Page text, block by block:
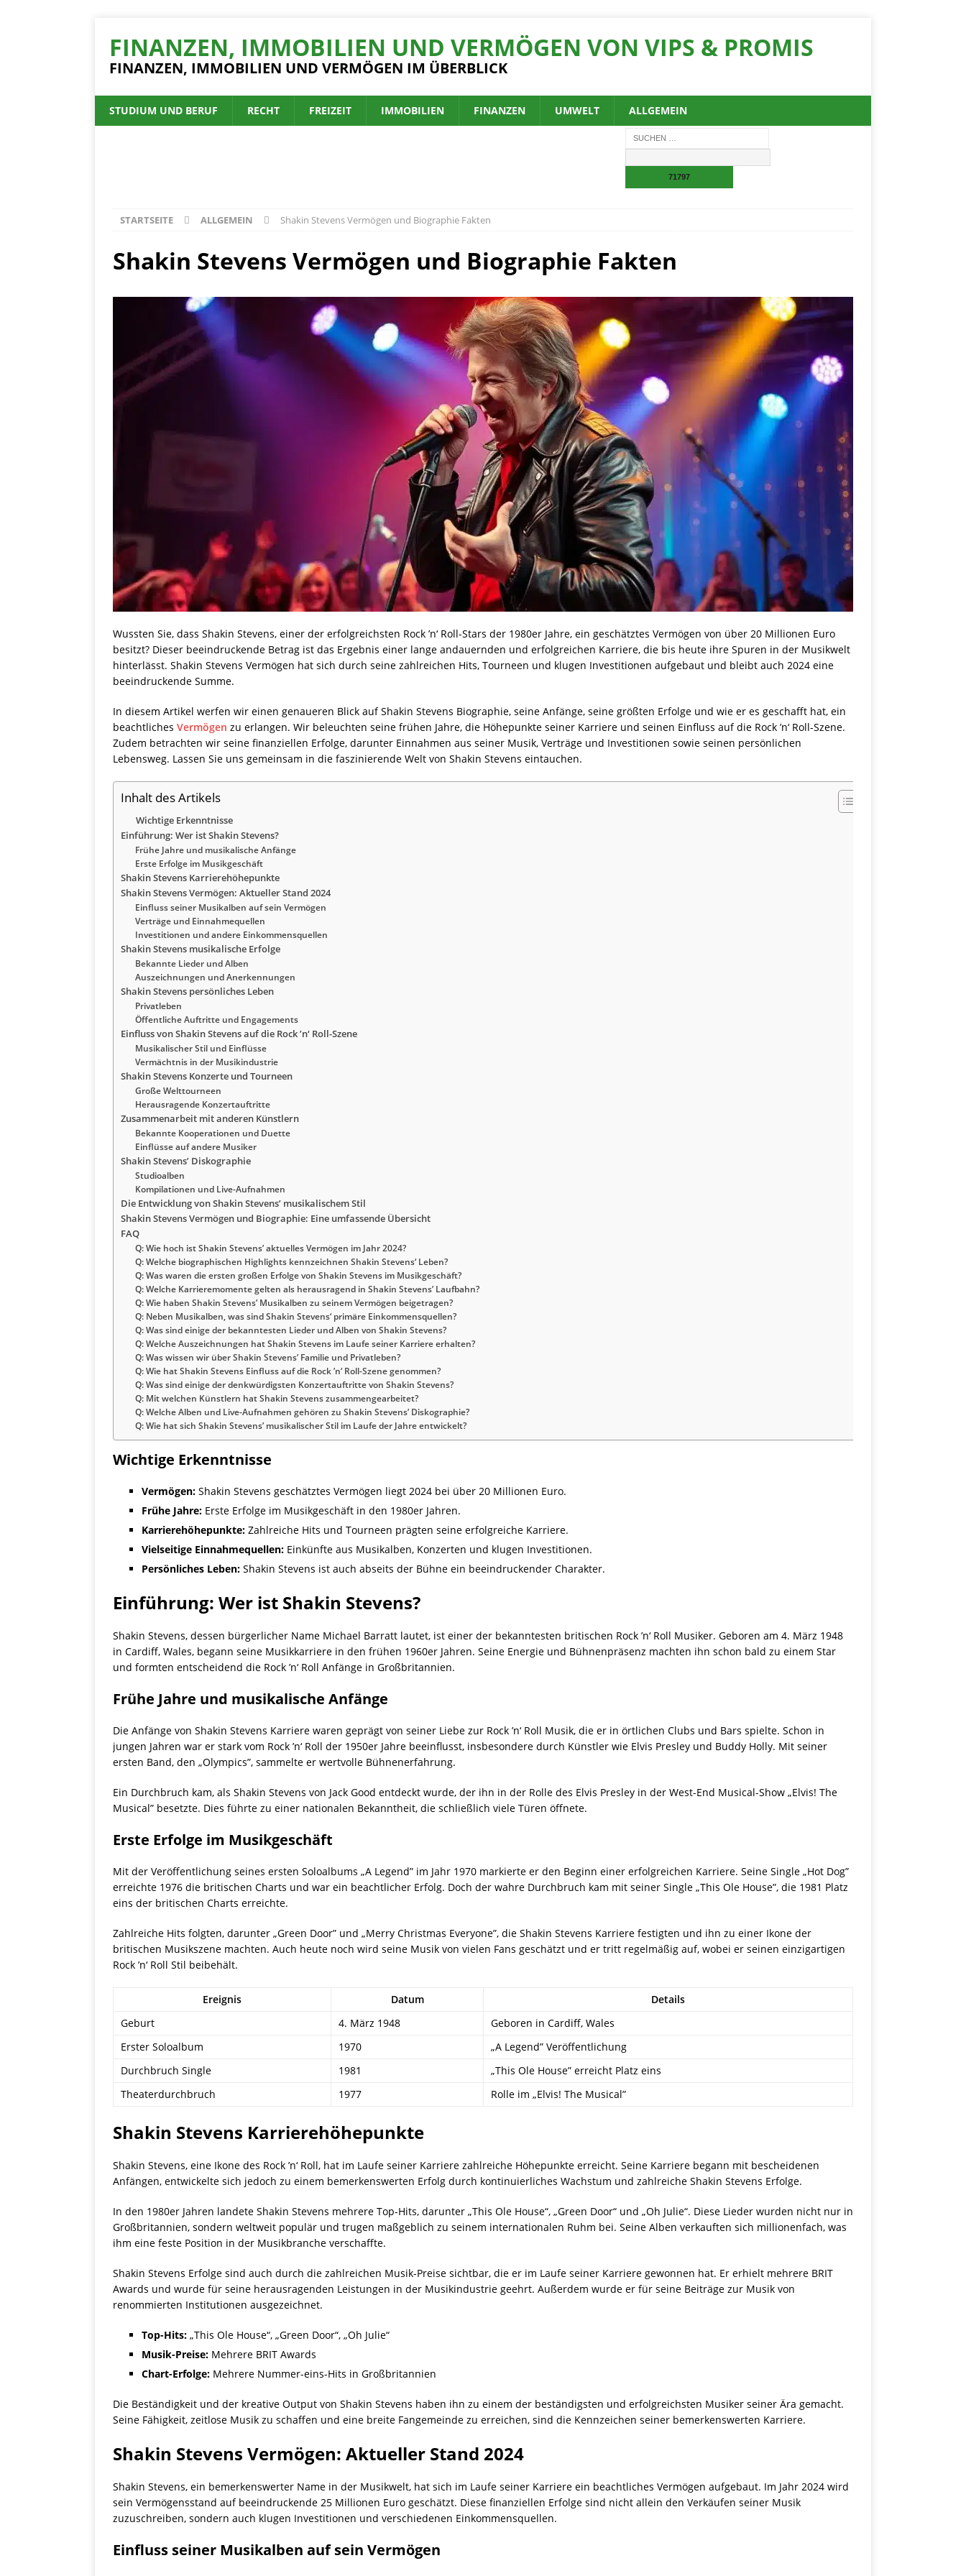
FINANZEN, IMMOBILIEN UND VERMÖGEN VON VIPS & PROMIS
FINANZEN, IMMOBILIEN UND VERMÖGEN IM ÜBERBLICK
STUDIUM UND BERUF RECHT FREIZEIT IMMOBILIEN FINANZEN UMWELT ALLGEMEIN
STARTSEITE ALLGEMEIN Shakin Stevens Vermögen und Biographie Fakten
Shakin Stevens Vermögen und Biographie Fakten
Wussten Sie, dass Shakin Stevens, einer der erfolgreichsten Rock ’n‘ Roll-Stars der 1980er Jahre, ein geschätztes Vermögen von über 20 Millionen Euro
besitzt? Dieser beeindruckende Betrag ist das Ergebnis einer lange andauernden und erfolgreichen Karriere, die bis heute ihre Spuren in der Musikwelt
hinterlässt. Shakin Stevens Vermögen hat sich durch seine zahlreichen Hits, Tourneen und klugen Investitionen aufgebaut und bleibt auch 2024 eine
beeindruckende Summe.
In diesem Artikel werfen wir einen genaueren Blick auf Shakin Stevens Biographie, seine Anfänge, seine größten Erfolge und wie er es geschafft hat, ein
beachtliches Vermögen zu erlangen. Wir beleuchten seine frühen Jahre, die Höhepunkte seiner Karriere und seinen Einfluss auf die Rock ’n‘ Roll-Szene.
Zudem betrachten wir seine finanziellen Erfolge, darunter Einnahmen aus seiner Musik, Verträge und Investitionen sowie seinen persönlichen
Lebensweg. Lassen Sie uns gemeinsam in die faszinierende Welt von Shakin Stevens eintauchen.
Inhalt des Artikels
Wichtige Erkenntnisse
Einführung: Wer ist Shakin Stevens?
Frühe Jahre und musikalische Anfänge
Erste Erfolge im Musikgeschäft
Shakin Stevens Karrierehöhepunkte
Shakin Stevens Vermögen: Aktueller Stand 2024
Einfluss seiner Musikalben auf sein Vermögen
Verträge und Einnahmequellen
Investitionen und andere Einkommensquellen
Shakin Stevens musikalische Erfolge
Bekannte Lieder und Alben
Auszeichnungen und Anerkennungen
Shakin Stevens persönliches Leben
Privatleben
Öffentliche Auftritte und Engagements
Einfluss von Shakin Stevens auf die Rock ’n‘ Roll-Szene
Musikalischer Stil und Einflüsse
Vermächtnis in der Musikindustrie
Shakin Stevens Konzerte und Tourneen
Große Welttourneen
Herausragende Konzertauftritte
Zusammenarbeit mit anderen Künstlern
Bekannte Kooperationen und Duette
Einflüsse auf andere Musiker
Shakin Stevens’ Diskographie
Studioalben
Kompilationen und Live-Aufnahmen
Die Entwicklung von Shakin Stevens’ musikalischem Stil
Shakin Stevens Vermögen und Biographie: Eine umfassende Übersicht
FAQ
Q: Wie hoch ist Shakin Stevens’ aktuelles Vermögen im Jahr 2024?
Q: Welche biographischen Highlights kennzeichnen Shakin Stevens‘ Leben?
Q: Was waren die ersten großen Erfolge von Shakin Stevens im Musikgeschäft?
Q: Welche Karrieremomente gelten als herausragend in Shakin Stevens’ Laufbahn?
Q: Wie haben Shakin Stevens’ Musikalben zu seinem Vermögen beigetragen?
Q: Neben Musikalben, was sind Shakin Stevens‘ primäre Einkommensquellen?
Q: Was sind einige der bekanntesten Lieder und Alben von Shakin Stevens?
Q: Welche Auszeichnungen hat Shakin Stevens im Laufe seiner Karriere erhalten?
Q: Was wissen wir über Shakin Stevens’ Familie und Privatleben?
Q: Wie hat Shakin Stevens Einfluss auf die Rock ’n‘ Roll-Szene genommen?
Q: Was sind einige der denkwürdigsten Konzertauftritte von Shakin Stevens?
Q: Mit welchen Künstlern hat Shakin Stevens zusammengearbeitet?
Q: Welche Alben und Live-Aufnahmen gehören zu Shakin Stevens’ Diskographie?
Q: Wie hat sich Shakin Stevens’ musikalischer Stil im Laufe der Jahre entwickelt?
Wichtige Erkenntnisse
Vermögen: Shakin Stevens geschätztes Vermögen liegt 2024 bei über 20 Millionen Euro.
Frühe Jahre: Erste Erfolge im Musikgeschäft in den 1980er Jahren.
Karrierehöhepunkte: Zahlreiche Hits und Tourneen prägten seine erfolgreiche Karriere.
Vielseitige Einnahmequellen: Einkünfte aus Musikalben, Konzerten und klugen Investitionen.
Persönliches Leben: Shakin Stevens ist auch abseits der Bühne ein beeindruckender Charakter.
Einführung: Wer ist Shakin Stevens?
Shakin Stevens, dessen bürgerlicher Name Michael Barratt lautet, ist einer der bekanntesten britischen Rock ’n‘ Roll Musiker. Geboren am 4. März 1948
in Cardiff, Wales, begann seine Musikkarriere in den frühen 1960er Jahren. Seine Energie und Bühnenpräsenz machten ihn schon bald zu einem Star
und formten entscheidend die Rock ’n‘ Roll Anfänge in Großbritannien.
Frühe Jahre und musikalische Anfänge
Die Anfänge von Shakin Stevens Karriere waren geprägt von seiner Liebe zur Rock ’n‘ Roll Musik, die er in örtlichen Clubs und Bars spielte. Schon in
jungen Jahren war er stark vom Rock ’n‘ Roll der 1950er Jahre beeinflusst, insbesondere durch Künstler wie Elvis Presley und Buddy Holly. Mit seiner
ersten Band, den „Olympics”, sammelte er wertvolle Bühnenerfahrung.
Ein Durchbruch kam, als Shakin Stevens von Jack Good entdeckt wurde, der ihn in der Rolle des Elvis Presley in der West-End Musical-Show „Elvis! The
Musical” besetzte. Dies führte zu einer nationalen Bekanntheit, die schließlich viele Türen öffnete.
Erste Erfolge im Musikgeschäft
Mit der Veröffentlichung seines ersten Soloalbums „A Legend” im Jahr 1970 markierte er den Beginn einer erfolgreichen Karriere. Seine Single „Hot Dog”
erreichte 1976 die britischen Charts und war ein beachtlicher Erfolg. Doch der wahre Durchbruch kam mit seiner Single „This Ole House”, die 1981 Platz
eins der britischen Charts erreichte.
Zahlreiche Hits folgten, darunter „Green Door” und „Merry Christmas Everyone”, die Shakin Stevens Karriere festigten und ihn zu einer Ikone der
britischen Musikszene machten. Auch heute noch wird seine Musik von vielen Fans geschätzt und er tritt regelmäßig auf, wobei er seinen einzigartigen
Rock ’n‘ Roll Stil beibehält.
Ereignis Datum
Details
Geburt
4. März 1948
Geboren in Cardiff, Wales
Erster Soloalbum
1970
„A Legend” Veröffentlichung
Durchbruch Single
1981
„This Ole House” erreicht Platz eins
Theaterdurchbruch
1977 Rolle im „Elvis! The Musical”
Shakin Stevens Karrierehöhepunkte
Shakin Stevens, eine Ikone des Rock ’n‘ Roll, hat im Laufe seiner Karriere zahlreiche Höhepunkte erreicht. Seine Karriere begann mit bescheidenen
Anfängen, entwickelte sich jedoch zu einem bemerkenswerten Erfolg durch kontinuierliches Wachstum und zahlreiche Shakin Stevens Erfolge.
In den 1980er Jahren landete Shakin Stevens mehrere Top-Hits, darunter „This Ole House“, „Green Door“ und „Oh Julie“. Diese Lieder wurden nicht nur in
Großbritannien, sondern weltweit populär und trugen maßgeblich zu seinem internationalen Ruhm bei. Seine Alben verkauften sich millionenfach, was
ihm eine feste Position in der Musikbranche verschaffte.
Shakin Stevens Erfolge sind auch durch die zahlreichen Musik-Preise sichtbar, die er im Laufe seiner Karriere gewonnen hat. Er erhielt mehrere BRIT
Awards und wurde für seine herausragenden Leistungen in der Musikindustrie geehrt. Außerdem wurde er für seine Beiträge zur Musik von
renommierten Institutionen ausgezeichnet.
Top-Hits: „This Ole House“, „Green Door“, „Oh Julie“
Musik-Preise: Mehrere BRIT Awards
Chart-Erfolge: Mehrere Nummer-eins-Hits in Großbritannien
Die Beständigkeit und der kreative Output von Shakin Stevens haben ihn zu einem der beständigsten und erfolgreichsten Musiker seiner Ära gemacht.
Seine Fähigkeit, zeitlose Musik zu schaffen und eine breite Fangemeinde zu erreichen, sind die Kennzeichen seiner bemerkenswerten Karriere.
Shakin Stevens Vermögen: Aktueller Stand 2024
Shakin Stevens, ein bemerkenswerter Name in der Musikwelt, hat sich im Laufe seiner Karriere ein beachtliches Vermögen aufgebaut. Im Jahr 2024 wird
sein Vermögensstand auf beeindruckende 25 Millionen Euro geschätzt. Diese finanziellen Erfolge sind nicht allein den Verkäufen seiner Musik
zuzuschreiben, sondern auch klugen Investitionen und verschiedenen Einkommensquellen.
Einfluss seiner Musikalben auf sein Vermögen